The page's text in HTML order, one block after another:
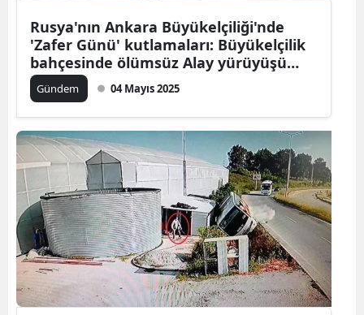
Rusya'nın Ankara Büyükelçiliği'nde
'Zafer Günü' kutlamaları: Büyükelçilik
bahçesinde ölümsüz Alay yürüyüşü
yapıldı
Gündem 04 Mayıs 2025